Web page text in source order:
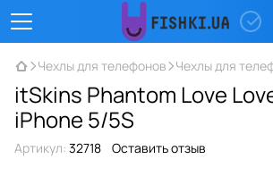
Чехлы для телефонов Чехлы для
itSkins Phantom Love
iPhone 5/5S
Артикул: 32718 Оставить отзыв